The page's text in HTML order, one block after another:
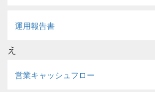
運用報告書
え
営業キャッシュフロー